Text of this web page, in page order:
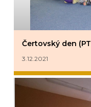
Čertovský den
3.12.2021